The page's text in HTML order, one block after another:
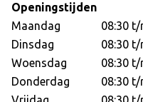
Openingstijden
Maandag
08:30 t/
Dinsdag
08:30 t/
Woensdag
08:30 t/
Donderdag
08:30 t/